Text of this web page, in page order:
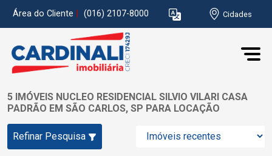
Área do Cliente (016) 2107-8000 Cidades
5 IMÓVEIS NUCLEO RESIDENCIAL SILVIO VILARI CASA
PADRÃO EM SÃO CARLOS, SP PARA LOCAÇÃO
Refinar Pesquisa